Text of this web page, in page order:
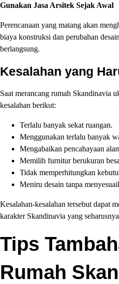
Gunakan Jasa Arsitek Sejak Awal
Perencanaan yang matang akan
biaya konstruksi dan perubahan
berlangsung.
Kesalahan yang
Saat merancang rumah Skandinavia
kesalahan berikut:
Terlalu banyak sekat ruangan.
Menggunakan terlalu banyak
Mengabaikan pencahayaan
Memilih furnitur berukuran
Tidak memperhitungkan
Meniru desain tanpa
Kesalahan-kesalahan tersebut dapat
karakter Skandinavia yang
Tips
Rumah